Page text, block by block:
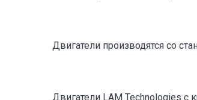
Двигатели производятся со
Двигатели LAM Technologies